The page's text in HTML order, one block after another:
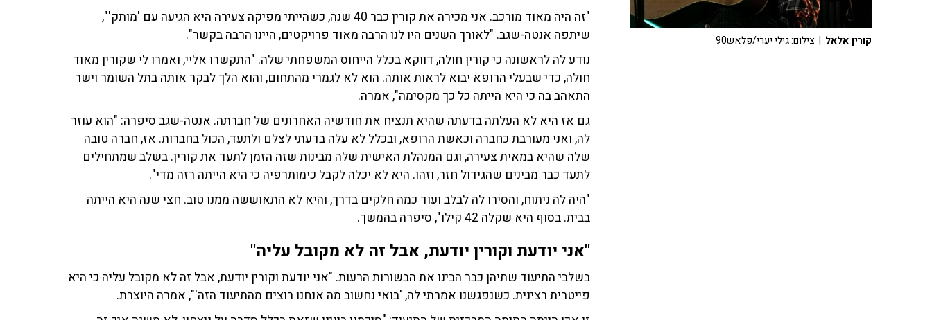
"זה היה מאוד מורכב. אני מכירה את קורין כבר 40 שנה, כשהייתי מפיקה צעירה היא הגיעה עם 'מותק'",
שיתפה אנטה-שגב. "לאורך השנים היו לנו הרבה מאוד פרויקטים, היינו הרבה בקשר".
נודע לה לראשונה כי קורין חולה, דווקא בכלל הייחוס המשפחתי שלה. "התקשרו אליי, ואמרו לי שקורין מאוד
חולה, כדי שבעלי הרופא יבוא לראות אותה. הוא לא לגמרי מהתחום, והוא הלך לבקר אותה בתל השומר וישר
התאהב בה כי היא הייתה כל כך מקסימה", אמרה.
גם אז היא לא העלתה בדעתה שהיא תנציח את חודשיה האחרונים של חברתה. אנטה-שגב סיפרה: "הוא עוזר
לה, ואני מעורבת כחברה וכאשת הרופא, ובכלל לא עלה בדעתי לצלם ולתעד, הכול בחברות. אז, חברה טובה
שלה שהיא במאית צעירה, וגם המנהלת האישית שלה מבינות שזה הזמן לתעד את קורין. בשלב שמתחילים
לתעד כבר מבינים שהגידול חזר, וזהו. היא לא יכלה לקבל כימותרפיה כי היא הייתה רזה מדי".
"היה לה ניתוח, והסירו לה לבלב ועוד כמה חלקים בדרך, והיא לא התאוששה ממנו טוב. חצי שנה היא הייתה
בבית. בסוף היא שקלה 42 קילו", סיפרה בהמשך.
"אני יודעת וקורין יודעת, אבל זה לא מקובל עליה"
בשלבי התיעוד שתיהן כבר הבינו את הבשורות הרעות. "אני יודעת וקורין יודעת, אבל זה לא מקובל עליה כי היא
פייטרית רצינית. כשנפגשנו אמרתי לה, 'בואי נחשוב מה אנחנו רוצים מהתיעוד הזה'", אמרה היוצרת.
קורין אלאל | צילום: גילי יערי/פלאש90